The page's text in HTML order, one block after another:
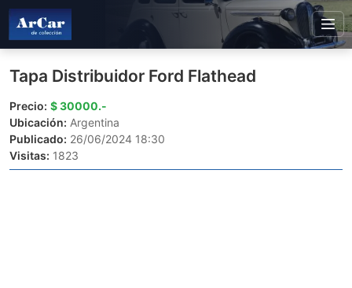
Tapa Distribuidor Ford Flathead
Precio: $ 30000.-
Ubicación: Argentina
Publicado: 26/06/2024 18:30
Visitas: 1823